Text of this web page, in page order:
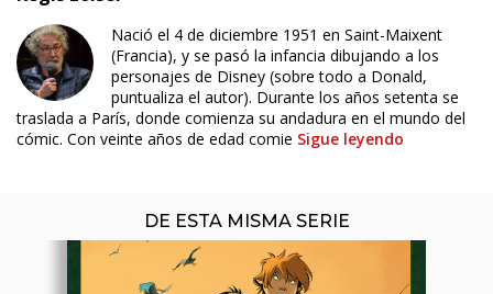
Nació el 4 de diciembre 1951 en Saint-Maixent
(Francia), y se pasó la infancia dibujando a los
personajes de Disney (sobre todo a Donald,
puntualiza el autor). Durante los años setenta se
traslada a París, donde comienza su andadura en el mundo del
cómic. Con veinte años de edad comie Sigue leyendo
DE ESTA MISMA SERIE
ÚLTIMO NÚMERO PUBLICADO